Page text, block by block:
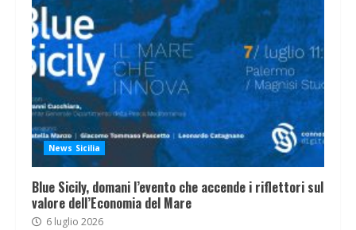
News Sicilia
Blue Sicily, domani l’evento che accende i riflettori sul
valore dell’Economia del Mare
6 luglio 2026